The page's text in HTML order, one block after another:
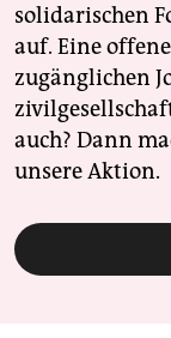
solidarischen
auf. Eine
zugänglichen
auch? Dann
unsere Aktion.